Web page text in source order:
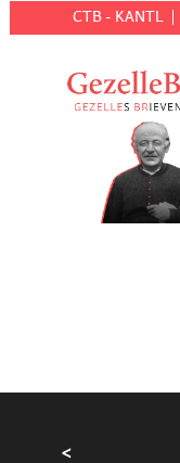
CTB - KANTL
<